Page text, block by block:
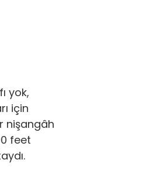
yok,
için
nişangâh
feet